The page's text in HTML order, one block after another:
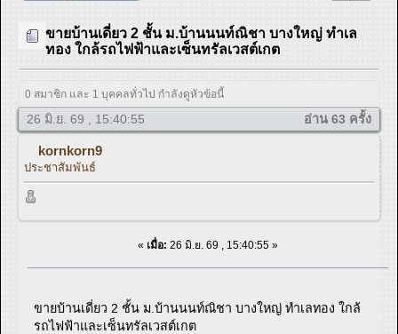
ขายบ้านเดี่ยว 2 ชั้น ม.บ้านนนท์ณิชา บางใหญ่ ทำเล
ทอง ใกล้รถไฟฟ้าและเซ็นทรัลเวสต์เกต
0 สมาชิก และ 1 บุคคลทั่วไป กำลังดูหัวข้อนี้
26 มิ.ย. 69 , 15:40:55 อ่าน 63 ครั้ง
kornkorn9
ประชาสัมพันธ์
« เมื่อ: 26 มิ.ย. 69 , 15:40:55 »
ขายบ้านเดี่ยว 2 ชั้น ม.บ้านนนท์ณิชา บางใหญ่ ทำเลทอง ใกล้
รถไฟฟ้าและเซ็นทรัลเวสต์เกต